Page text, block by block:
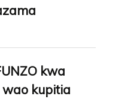
kwa
wao kupitia